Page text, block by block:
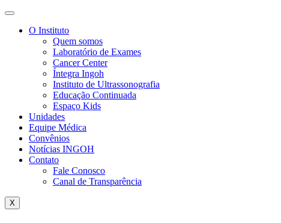
O Instituto
Quem somos
Laboratório de Exames
Cancer Center
Íntegra Ingoh
Instituto de Ultrassonografia
Educação Continuada
Espaço Kids
Unidades
Equipe Médica
Convênios
Notícias INGOH
Contato
Fale Conosco
Canal de Transparência
X